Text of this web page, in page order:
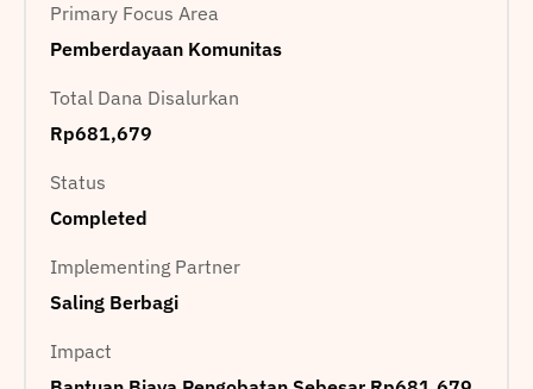
Primary Focus Area
Pemberdayaan Komunitas
Total Dana Disalurkan
Rp681,679
Status
Completed
Implementing Partner
Saling Berbagi
Impact